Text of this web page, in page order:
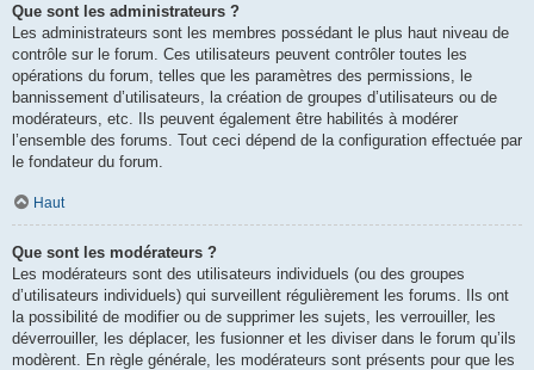
Que sont les administrateurs ?
Les administrateurs sont les membres possédant le plus haut niveau de
contrôle sur le forum. Ces utilisateurs peuvent contrôler toutes les
opérations du forum, telles que les paramètres des permissions, le
bannissement d’utilisateurs, la création de groupes d’utilisateurs ou de
modérateurs, etc. Ils peuvent également être habilités à modérer
l’ensemble des forums. Tout ceci dépend de la configuration effectuée par
le fondateur du forum.
Haut
Que sont les modérateurs ?
Les modérateurs sont des utilisateurs individuels (ou des groupes
d’utilisateurs individuels) qui surveillent régulièrement les forums. Ils ont
la possibilité de modifier ou de supprimer les sujets, les verrouiller, les
déverrouiller, les déplacer, les fusionner et les diviser dans le forum qu’ils
modèrent. En règle générale, les modérateurs sont présents pour que les